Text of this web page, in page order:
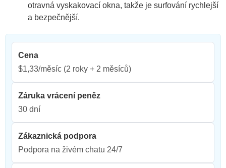
otravná vyskakovací okna, takže je surfování rychlejší
a bezpečnější.
Cena
$1,33/měsíc (2 roky + 2 měsíců)
Záruka vrácení peněz
30 dní
Zákaznická podpora
Podpora na živém chatu 24/7